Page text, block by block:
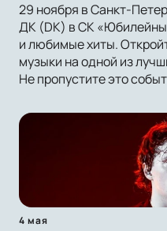
29 ноября в Санкт-
ДК (DK) в СК
и любимые хиты.
музыки на одной из
Не пропустите это
4 мая